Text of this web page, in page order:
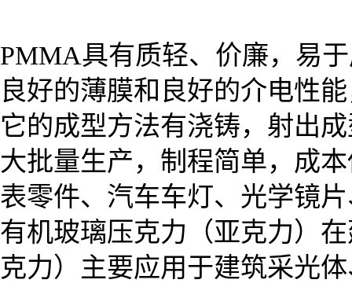
PMMA具有质轻、价廉，易
良好的薄膜和良好的介电性
它的成型方法有浇铸，射出
大批量生产，制程简单，成
表零件、汽车车灯、光学镜
有机玻璃压克力（亚克力）
克力）主要应用于建筑采光